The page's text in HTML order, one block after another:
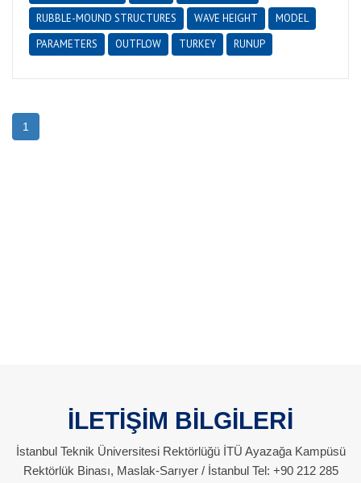
RUBBLE-MOUND STRUCTURES
WAVE HEIGHT
MODEL
PARAMETERS
OUTFLOW TURKEY RUNUP
1
İLETİŞİM BİLGİLERİ
İstanbul Teknik Üniversitesi Rektörlüğü İTÜ Ayazağa Kampüsü
Rektörlük Binası, Maslak-Sarıyer / İstanbul Tel: +90 212 285